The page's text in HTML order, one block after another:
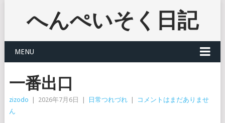
へんぺいそく日記
MENU
一番出口
zizodo 2026年7月6日 日常つれづれ
コメントはまだありませ
ん